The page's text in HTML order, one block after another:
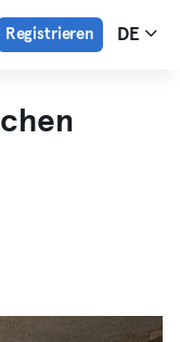
Registrieren DE